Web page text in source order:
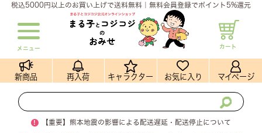
税込5000円以上のお買い上げで送料無料｜無料会員登録でポイント5%還元
メニュー カート
新商品 再入荷 キャラクター お気に入り マイページ
! 【重要】熊本地震の影響による配送遅延・配送停止について